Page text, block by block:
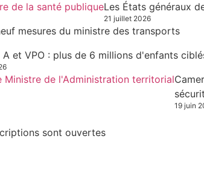
Les États généraux
21 juillet 2026
mesures du ministre des transports
A et VPO : plus de 6 millions d'enfants
19 juin
sont ouvertes